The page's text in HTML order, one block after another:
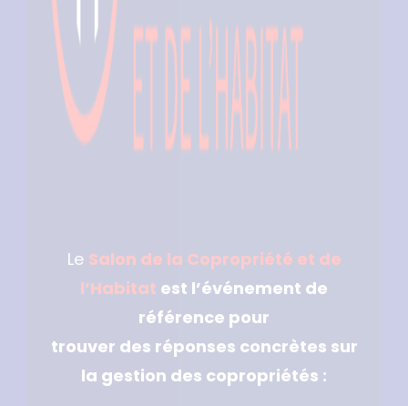
Le Salon de la Copropriété et de
l’Habitat est l’événement de
référence pour
trouver des réponses concrètes sur
la gestion des copropriétés :